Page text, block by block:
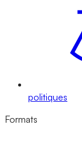
politiques
Formats